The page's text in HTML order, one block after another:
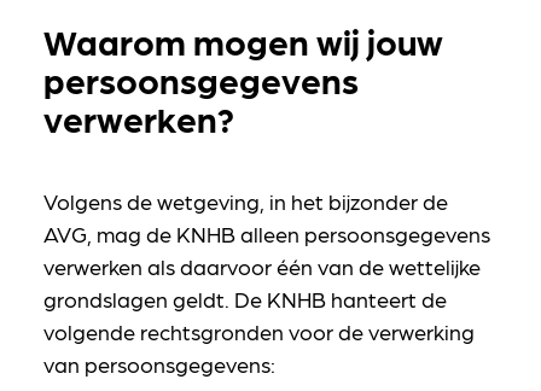
Waarom mogen wij jouw
persoonsgegevens
verwerken?
Volgens de wetgeving, in het bijzonder de
AVG, mag de KNHB alleen persoonsgegevens
verwerken als daarvoor één van de wettelijke
grondslagen geldt. De KNHB hanteert de
volgende rechtsgronden voor de verwerking
van persoonsgegevens: